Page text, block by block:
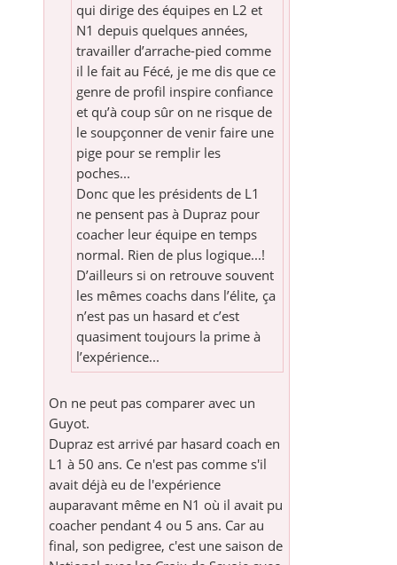
qui dirige des équipes en L2 et
N1 depuis quelques années,
travailler d’arrache-pied comme
il le fait au Fécé, je me dis que ce
genre de profil inspire confiance
et qu’à coup sûr on ne risque de
le soupçonner de venir faire une
pige pour se remplir les
poches...
Donc que les présidents de L1
ne pensent pas à Dupraz pour
coacher leur équipe en temps
normal. Rien de plus logique...!
D’ailleurs si on retrouve souvent
les mêmes coachs dans l’élite, ça
n’est pas un hasard et c’est
quasiment toujours la prime à
l’expérience...
On ne peut pas comparer avec un
Guyot.
Dupraz est arrivé par hasard coach en
L1 à 50 ans. Ce n'est pas comme s'il
avait déjà eu de l'expérience
auparavant même en N1 où il avait pu
coacher pendant 4 ou 5 ans. Car au
final, son pedigree, c'est une saison de